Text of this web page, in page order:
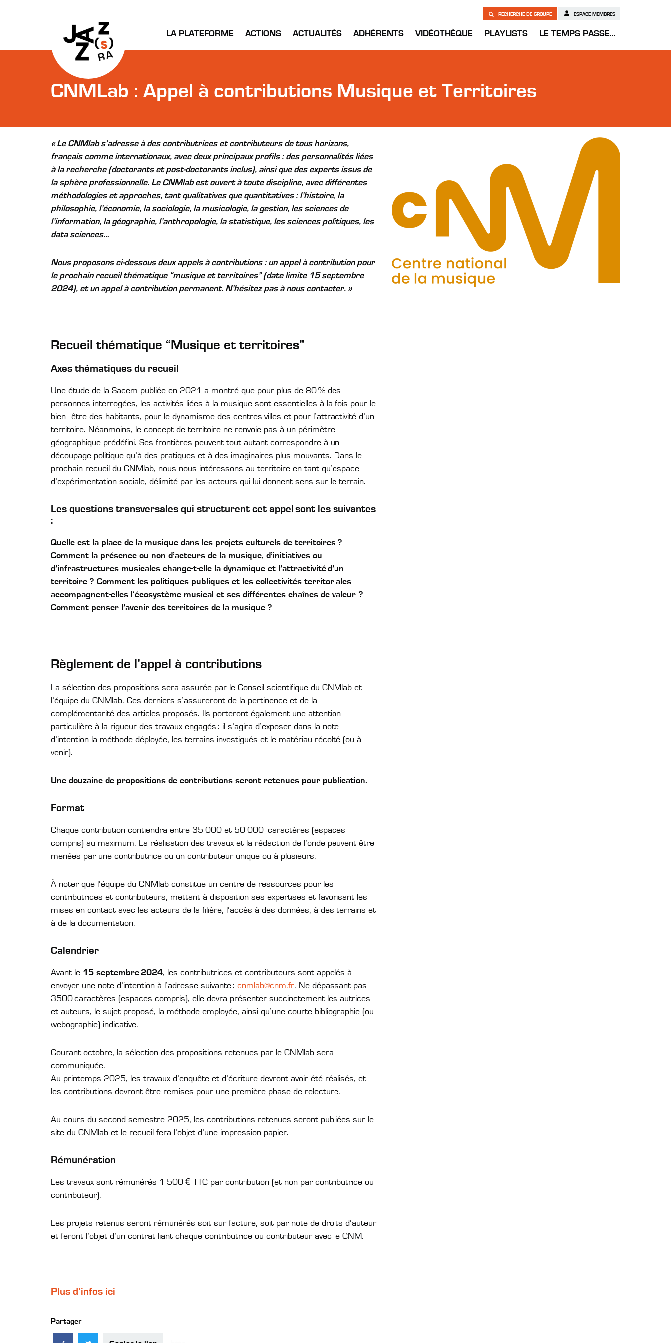
LA PLATEFORME ACTIONS ACTUALITÉS ADHÉRENTS VIDÉOTHÈQUE PLAYLISTS LE TEMPS PASSE…
RECHERCHE DE GROUPE ESPACE MEMBRES
CNMLab : Appel à contributions Musique et Territoires
« Le CNMlab s’adresse à des contributrices et contributeurs de tous horizons,
français comme internationaux, avec deux principaux profils : des personnalités liées
à la recherche (doctorants et post-doctorants inclus), ainsi que des experts issus de
la sphère professionnelle. Le CNMlab est ouvert à toute discipline, avec différentes
méthodologies et approches, tant qualitatives que quantitatives : l’histoire, la
philosophie, l’économie, la sociologie, la musicologie, la gestion, les sciences de
l’information, la géographie, l’anthropologie, la statistique, les sciences politiques, les
data sciences…
Nous proposons ci-dessous deux appels à contributions : un appel à contribution pour
le prochain recueil thématique “musique et territoires” (date limite 15 septembre
2024), et un appel à contribution permanent. N’hésitez pas à nous contacter. »
Recueil thématique “Musique et territoires”
Axes thématiques du recueil
Une étude de la Sacem publiée en 2021 a montré que pour plus de 80 % des
personnes interrogées, les activités liées à la musique sont essentielles à la fois pour le
bien–être des habitants, pour le dynamisme des centres-villes et pour l’attractivité d’un
territoire. Néanmoins, le concept de territoire ne renvoie pas à un périmètre
géographique prédéfini. Ses frontières peuvent tout autant correspondre à un
découpage politique qu’à des pratiques et à des imaginaires plus mouvants. Dans le
prochain recueil du CNMlab, nous nous intéressons au territoire en tant qu’espace
d’expérimentation sociale, délimité par les acteurs qui lui donnent sens sur le terrain.
Les questions transversales qui structurent cet appel sont les suivantes
:
Quelle est la place de la musique dans les projets culturels de territoires ?
Comment la présence ou non d’acteurs de la musique, d’initiatives ou
d’infrastructures musicales change-t-elle la dynamique et l’attractivité d’un
territoire ? Comment les politiques publiques et les collectivités territoriales
accompagnent-elles l‘écosystème musical et ses différentes chaînes de valeur ?
Comment penser l’avenir des territoires de la musique ?
Règlement de l’appel à contributions
La sélection des propositions sera assurée par le Conseil scientifique du CNMlab et
l’équipe du CNMlab. Ces derniers s’assureront de la pertinence et de la
complémentarité des articles proposés. Ils porteront également une attention
particulière à la rigueur des travaux engagés : il s’agira d’exposer dans la note
d’intention la méthode déployée, les terrains investigués et le matériau récolté (ou à
venir).
Une douzaine de propositions de contributions seront retenues pour publication.
Format
Chaque contribution contiendra entre 35 000 et 50 000 caractères (espaces
compris) au maximum. La réalisation des travaux et la rédaction de l’onde peuvent être
menées par une contributrice ou un contributeur unique ou à plusieurs.
À noter que l’équipe du CNMlab constitue un centre de ressources pour les
contributrices et contributeurs, mettant à disposition ses expertises et favorisant les
mises en contact avec les acteurs de la filière, l’accès à des données, à des terrains et
à de la documentation.
Calendrier
Avant le 15 septembre 2024, les contributrices et contributeurs sont appelés à
envoyer une note d’intention à l’adresse suivante : cnmlab@cnm.fr. Ne dépassant pas
3500 caractères (espaces compris), elle devra présenter succinctement les autrices
et auteurs, le sujet proposé, la méthode employée, ainsi qu’une courte bibliographie (ou
webographie) indicative.
Courant octobre, la sélection des propositions retenues par le CNMlab sera
communiquée.
Au printemps 2025, les travaux d’enquête et d’écriture devront avoir été réalisés, et
les contributions devront être remises pour une première phase de relecture.
Au cours du second semestre 2025, les contributions retenues seront publiées sur le
site du CNMlab et le recueil fera l’objet d’une impression papier.
Rémunération
Les travaux sont rémunérés 1 500 € TTC par contribution (et non par contributrice ou
contributeur).
Les projets retenus seront rémunérés soit sur facture, soit par note de droits d’auteur
et feront l’objet d’un contrat liant chaque contributrice ou contributeur avec le CNM.
Plus d’infos ici
Partager